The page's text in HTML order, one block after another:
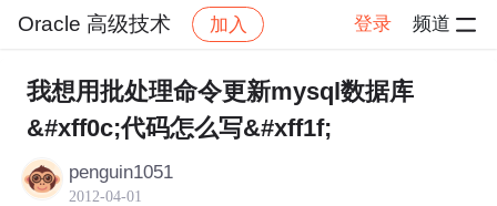
Oracle 高级技术 加入 登录 频道
社区 Oracle 高级技术 帖子详情
我想用批处理命令更新mysql数据库
&#xff0c;代码怎么写&#xff1f;
penguin1051
2012-04-01